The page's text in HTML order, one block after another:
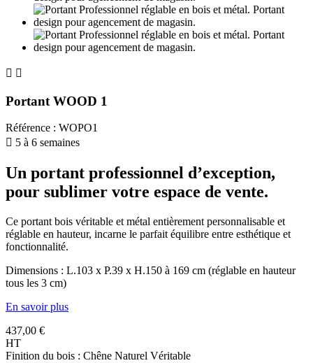
 
Portant WOOD 1
Référence : WOPO1
 5 à 6 semaines
Un portant professionnel d’exception,
pour sublimer votre espace de vente.
Ce portant bois véritable et métal entièrement personnalisable et
réglable en hauteur, incarne le parfait équilibre entre esthétique et
fonctionnalité.
Dimensions : L.103 x P.39 x H.150 à 169 cm (réglable en hauteur
tous les 3 cm)
En savoir plus
437,00 €
HT
Finition du bois : Chêne Naturel Véritable